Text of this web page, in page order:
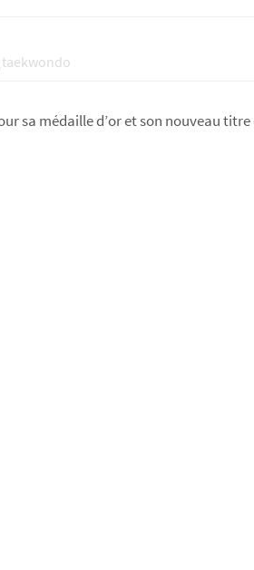
taekwondo
sa médaille d’or et son nouveau titre